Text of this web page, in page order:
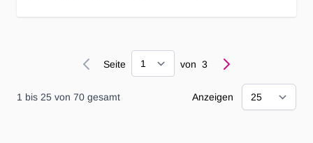
1 bis 25 von 70 gesamt
Seite von Seite
3
Anzeigen